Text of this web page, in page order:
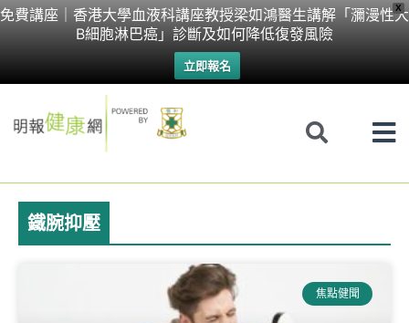
X
免費講座｜香港大學血液科講座教授梁如鴻醫生講解「瀰漫性大
B細胞淋巴癌」診斷及如何降低復發風險
立即報名
Skip
鐵腕抑壓
焦點健聞